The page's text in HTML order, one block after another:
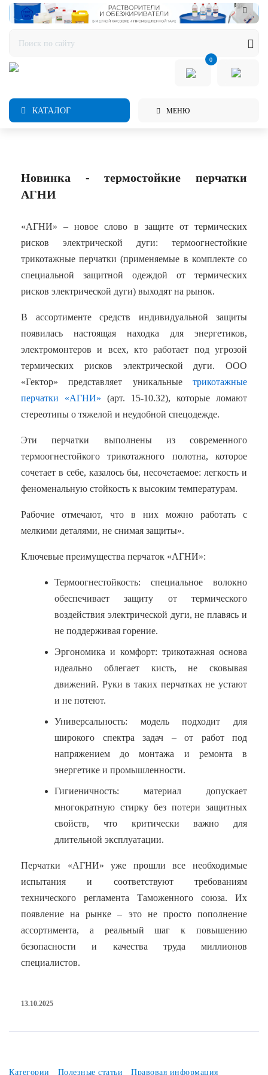
0
КАТАЛОГ МЕНЮ
Новинка - термостойкие перчатки
АГНИ
«АГНИ» – новое слово в защите от термических
рисков электрической дуги: термоогнестойкие
трикотажные перчатки (применяемые в комплекте со
специальной защитной одеждой от термических
рисков электрической дуги) выходят на рынок.
В ассортименте средств индивидуальной защиты
появилась настоящая находка для энергетиков,
электромонтеров и всех, кто работает под угрозой
термических рисков электрической дуги. ООО
«Гектор» представляет уникальные трикотажные
перчатки «АГНИ» (арт. 15-10.32), которые ломают
стереотипы о тяжелой и неудобной спецодежде.
Эти перчатки выполнены из современного
термоогнестойкого трикотажного полотна, которое
сочетает в себе, казалось бы, несочетаемое: легкость и
феноменальную стойкость к высоким температурам.
Рабочие отмечают, что в них можно работать с
мелкими деталями, не снимая защиты».
Ключевые преимущества перчаток «АГНИ»:
Термоогнестойкость: специальное волокно
обеспечивает защиту от термического
воздействия электрической дуги, не плавясь и
не поддерживая горение.
Эргономика и комфорт: трикотажная основа
идеально облегает кисть, не сковывая
движений. Руки в таких перчатках не устают
и не потеют.
Универсальность: модель подходит для
широкого спектра задач – от работ под
напряжением до монтажа и ремонта в
энергетике и промышленности.
Гигиеничность: материал допускает
многократную стирку без потери защитных
свойств, что критически важно для
длительной эксплуатации.
Перчатки «АГНИ» уже прошли все необходимые
испытания и соответствуют требованиям
технического регламента Таможенного союза. Их
появление на рынке – это не просто пополнение
ассортимента, а реальный шаг к повышению
безопасности и качества труда миллионов
специалистов.
13.10.2025
Категории Полезные статьи Правовая информация